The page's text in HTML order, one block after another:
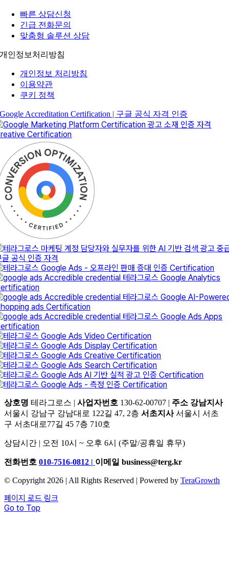
빠른 상담신청
긴급 전화문의
맞춤형 솔루션 상담
개인정보처리방침
개인정보 처리방침
이용약관
쿠키 정책
Google Accreditation Certification | 구글 공식 자격 인증
상호명 테라그로스 | 사업자번호 130-62-00707 | 주소 강남지사
서울시 강남구 강남대로 122길 47, 2층 서초지사서울시 서초
구 서초대로77길 45 7층 710호
상담시간 | 오전 10시 ~ 오후 6시 (주말/공휴일 휴무)
전화번호 010-7516-0812 | 이메일 business@terg.kr
© Copyright 2026 | All Rights Reserved | Powered by TeraGrowth
페이지 로드 링크
Go to Top